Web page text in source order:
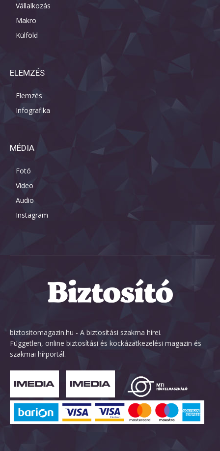
Vállalkozás
Makro
Külföld
ELEMZÉS
Elemzés
Infografika
MÉDIA
Fotó
Video
Audio
Instagram
biztositomagazin.hu - A biztosítási szakma hírei.
Független, online biztosítási és kockázatkezelési magazin és
szakmai hírportál.